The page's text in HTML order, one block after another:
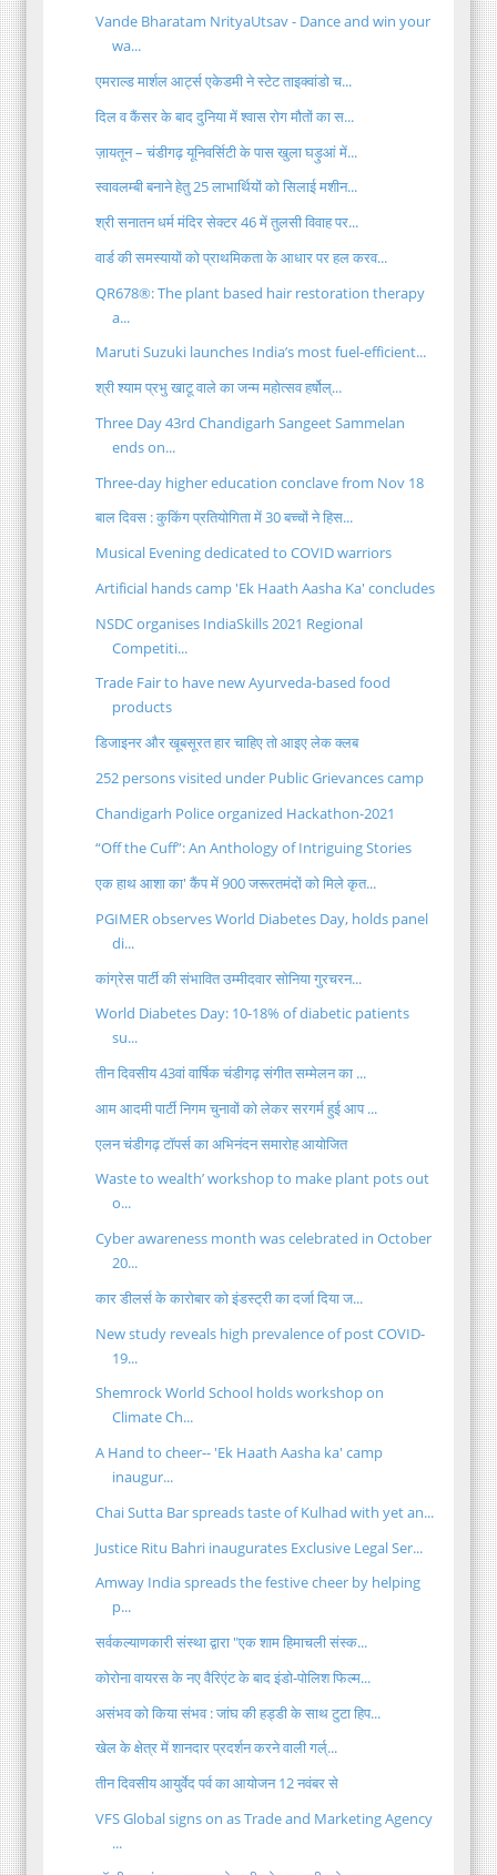
Vande Bharatam NrityaUtsav - Dance and win your
wa...
एमराल्ड मार्शल आर्ट्स एकेडमी ने स्टेट ताइक्वांडो च...
दिल व कैंसर के बाद दुनिया में श्वास रोग मौतों का स...
ज़ायतून – चंडीगढ़ यूनिवर्सिटी के पास खुला घड़ुआं में...
स्वावलम्बी बनाने हेतु 25 लाभार्थियों को सिलाई मशीन...
श्री सनातन धर्म मंदिर सेक्टर 46 में तुलसी विवाह पर...
वार्ड की समस्यायों को प्राथमिकता के आधार पर हल करव...
QR678®: The plant based hair restoration therapy
a...
Maruti Suzuki launches India’s most fuel-efficient...
श्री श्याम प्रभु खाटू वाले का जन्म महोत्सव हर्षोल्...
Three Day 43rd Chandigarh Sangeet Sammelan
ends on...
Three-day higher education conclave from Nov 18
बाल दिवस : कुकिंग प्रतियोगिता में 30 बच्चों ने हिस...
Musical Evening dedicated to COVID warriors
Artificial hands camp 'Ek Haath Aasha Ka' concludes
NSDC organises IndiaSkills 2021 Regional
Competiti...
Trade Fair to have new Ayurveda-based food
products
डिजाइनर और खूबसूरत हार चाहिए तो आइए लेक क्लब
252 persons visited under Public Grievances camp
Chandigarh Police organized Hackathon-2021
“Off the Cuff”: An Anthology of Intriguing Stories
एक हाथ आशा का' कैंप में 900 जरूरतमंदों को मिले कृत...
PGIMER observes World Diabetes Day, holds panel
di...
कांग्रेस पार्टी की संभावित उम्मीदवार सोनिया गुरचरन...
World Diabetes Day: 10-18% of diabetic patients
su...
तीन दिवसीय 43वां वार्षिक चंडीगढ़ संगीत सम्मेलन का ...
आम आदमी पार्टी निगम चुनावों को लेकर सरगर्म हुई आप ...
एलन चंडीगढ़ टॉपर्स का अभिनंदन समारोह आयोजित
Waste to wealth’ workshop to make plant pots out
o...
Cyber awareness month was celebrated in October
20...
कार डीलर्स के कारोबार को इंडस्ट्री का दर्जा दिया ज...
New study reveals high prevalence of post COVID-
19...
Shemrock World School holds workshop on
Climate Ch...
A Hand to cheer-- 'Ek Haath Aasha ka' camp
inaugur...
Chai Sutta Bar spreads taste of Kulhad with yet an...
Justice Ritu Bahri inaugurates Exclusive Legal Ser...
Amway India spreads the festive cheer by helping
p...
सर्वकल्याणकारी संस्था द्वारा "एक शाम हिमाचली संस्क...
कोरोना वायरस के नए वैरिएंट के बाद इंडो-पोलिश फिल्म...
असंभव को किया संभव : जांघ की हड्डी के साथ टुटा हिप...
खेल के क्षेत्र में शानदार प्रदर्शन करने वाली गर्ल्...
तीन दिवसीय आयुर्वेद पर्व का आयोजन 12 नवंबर से
VFS Global signs on as Trade and Marketing Agency
...